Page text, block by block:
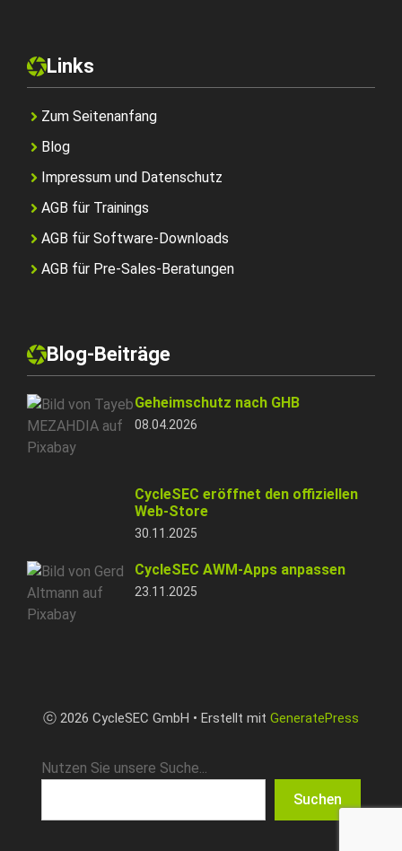
Links
Zum Seitenanfang
Blog
Impressum und Datenschutz
AGB für Trainings
AGB für Software-Downloads
AGB für Pre-Sales-Beratungen
Blog-Beiträge
Geheimschutz nach GHB
08.04.2026
CycleSEC eröffnet den offiziellen
Web-Store
30.11.2025
CycleSEC AWM-Apps anpassen
23.11.2025
ⓒ 2026 CycleSEC GmbH • Erstellt mit GeneratePress
Nutzen Sie unsere Suche...
Suchen